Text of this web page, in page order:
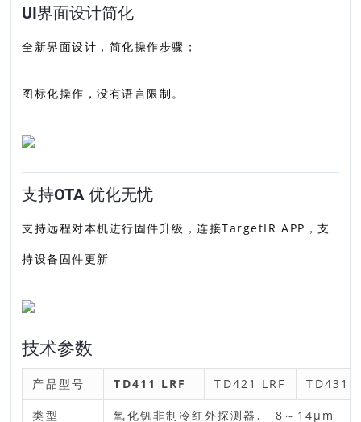
UI界面设计简化
全新界面设计，简化操作步骤；
图标化操作，没有语言限制。
支持OTA 优化无忧
支持远程对本机进行固件升级，连接TargetIR APP，支
持设备固件更新
技术参数
产品型号 TD411 LRF TD421 LRF TD431
类型 氧化钒非制冷红外探测器, 8～14μm